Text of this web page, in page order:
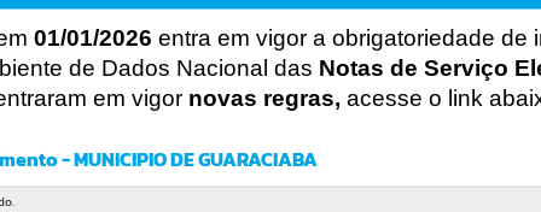
01/01/2026 entra em vigor a obrigatoriedade de
de Dados Nacional das Notas de Serviço
em vigor novas regras, acesse o link
- MUNICIPIO DE GUARACIABA
CÓDIGO DA MENSAGEM: EST-000040
Ocorreu um erro de script:
Uncaught SyntaxError: Unexpected token '('
https://guaraciaba.atende.net/cidadao/pagina/static/bundle/wpo_in
dex_2_base_l2_portal_editores_sync_d9fb77cfd5741fafc9972edc7a6
Verificar Mais Detalhes